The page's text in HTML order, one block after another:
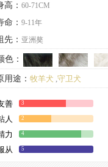
高： 60-71CM
命： 9-11年
先： 亚洲獒
色：
用途： 牧羊犬 ,守卫犬
现用途：牧羊犬,守卫犬
善 3
人 2
力 4
从 5